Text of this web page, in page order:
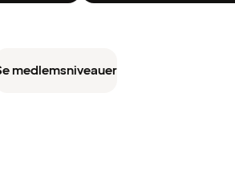
medlemsniveauer